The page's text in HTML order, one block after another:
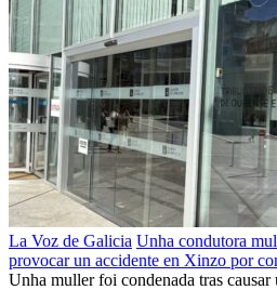
La Voz de Galicia Unha condutora
provocar un accidente en Xinzo por
Unha muller foi condenada tras causar